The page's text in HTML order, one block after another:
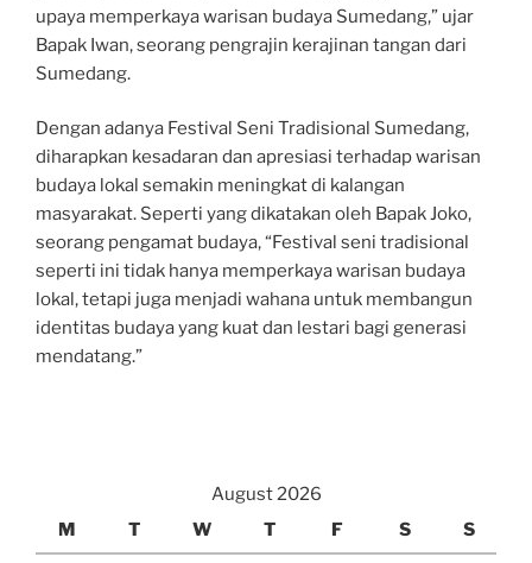
upaya memperkaya warisan budaya Sumedang,” ujar
Bapak Iwan, seorang pengrajin kerajinan tangan dari
Sumedang.
Dengan adanya Festival Seni Tradisional Sumedang,
diharapkan kesadaran dan apresiasi terhadap warisan
budaya lokal semakin meningkat di kalangan
masyarakat. Seperti yang dikatakan oleh Bapak Joko,
seorang pengamat budaya, “Festival seni tradisional
seperti ini tidak hanya memperkaya warisan budaya
lokal, tetapi juga menjadi wahana untuk membangun
identitas budaya yang kuat dan lestari bagi generasi
mendatang.”
August 2026
M
T W T F S S